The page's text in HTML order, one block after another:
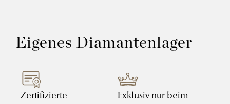
Eigenes Diamantenlager
Zertifizierte
Exklusiv nur beim